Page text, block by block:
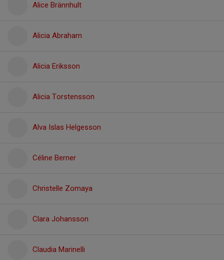
Alice Brännhult
Alicia Abraham
Alicia Eriksson
Alicia Torstensson
Alva Islas Helgesson
Céline Berner
Christelle Zomaya
Clara Johansson
Claudia Marinelli